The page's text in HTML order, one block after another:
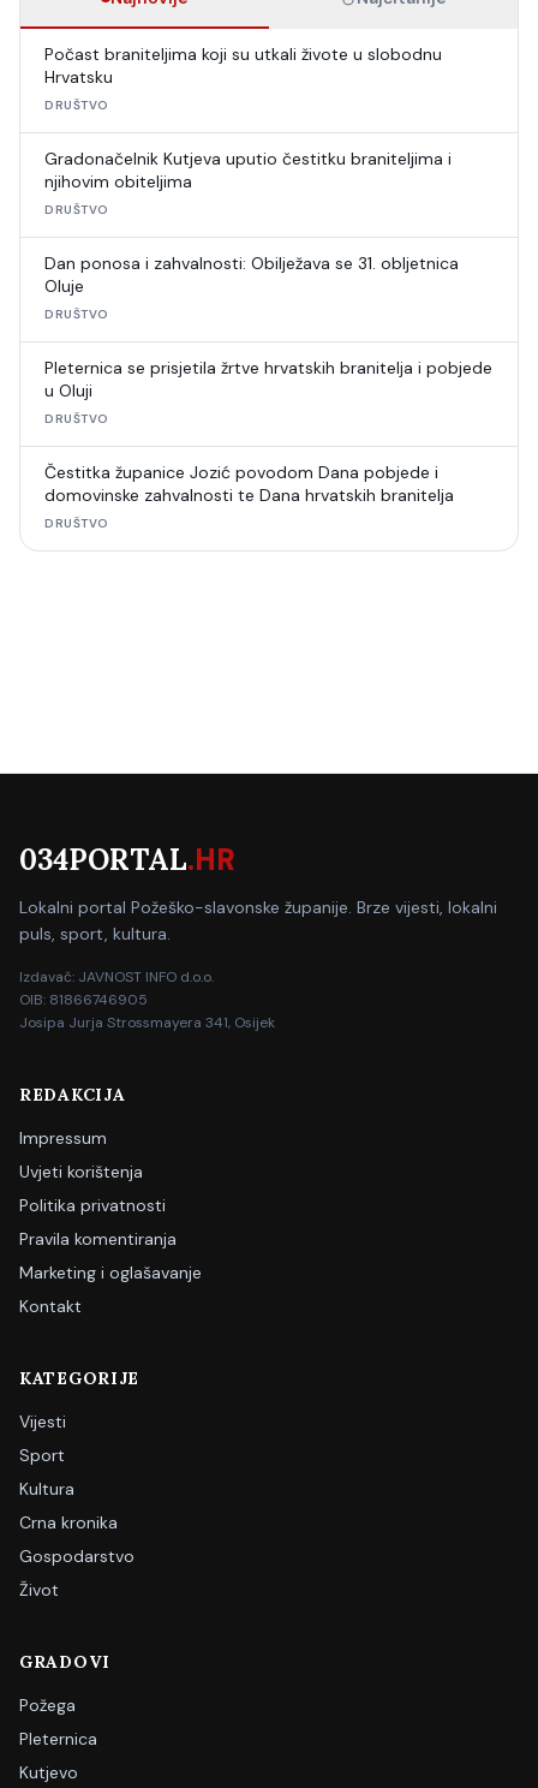
Počast braniteljima koji su utkali živote u slobodnu
Hrvatsku
DRUŠTVO
Gradonačelnik Kutjeva uputio čestitku braniteljima i
njihovim obiteljima
DRUŠTVO
Dan ponosa i zahvalnosti: Obilježava se 31. obljetnica
Oluje
DRUŠTVO
Pleternica se prisjetila žrtve hrvatskih branitelja i pobjede
u Oluji
DRUŠTVO
Čestitka županice Jozić povodom Dana pobjede i
domovinske zahvalnosti te Dana hrvatskih branitelja
DRUŠTVO
034PORTAL.HR
Lokalni portal Požeško-slavonske županije. Brze vijesti, lokalni
puls, sport, kultura.
Izdavač: JAVNOST INFO d.o.o.
OIB: 81866746905
Josipa Jurja Strossmayera 341, Osijek
REDAKCIJA
Impressum
Uvjeti korištenja
Politika privatnosti
Pravila komentiranja
Marketing i oglašavanje
Kontakt
KATEGORIJE
Vijesti
Sport
Kultura
Crna kronika
Gospodarstvo
Život
GRADOVI
Požega
Pleternica
Kutjevo